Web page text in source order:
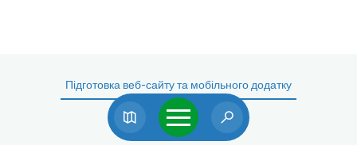
Підготовка веб-сайту та мобільного додатку